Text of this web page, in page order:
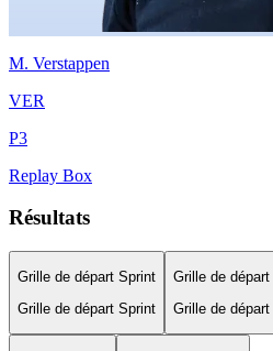
M. Verstappen
VER
P3
Replay Box
Résultats
Grille de départ Sprint
Grille de départ Sprint
Grille de départ
Grille de départ